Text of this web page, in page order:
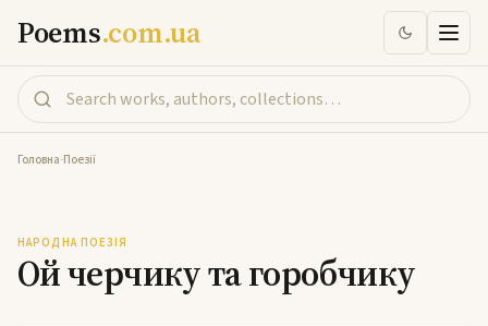
Poems.com.ua
Головна-Поезії
НАРОДНА ПОЕЗІЯ
Ой черчику та горобчику